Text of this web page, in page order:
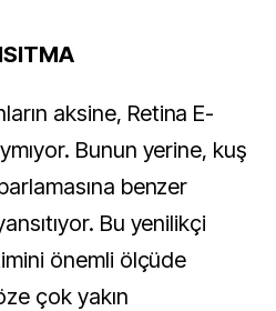
aksine, Retina E-
Bunun yerine, kuş
benzer
Bu yenilikçi
önemli ölçüde
çok yakın